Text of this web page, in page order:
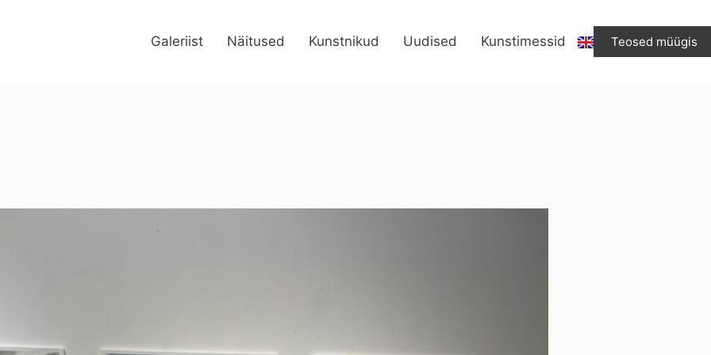
Galeriist Näitused Kunstnikud Uudised Kunstimessid Teosed müügis